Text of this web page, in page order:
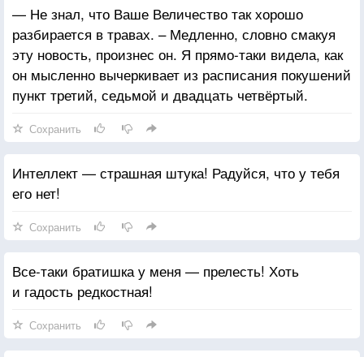
— Не знал, что Ваше Величество так хорошо
разбирается в травах. – Медленно, словно смакуя
эту новость, произнес он. Я прямо-таки видела, как
он мысленно вычеркивает из расписания покушений
пункт третий, седьмой и двадцать четвёртый.
Сохранить
Интеллект — страшная штука! Радуйся, что у тебя
его нет!
Сохранить
Все-таки братишка у меня — прелесть! Хоть
и гадость редкостная!
Сохранить